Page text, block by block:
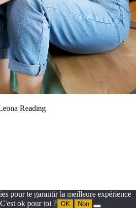
Reading
pour te garantir la meilleure expérience
ok pour toi ? OK Non